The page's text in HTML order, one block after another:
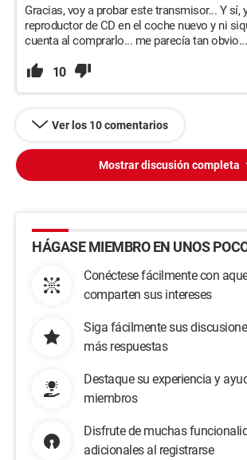
Gracias, voy a probar este transmisor... Y sí,
reproductor de CD en el coche nuevo y ni
cuenta al comprarlo... me parecía tan obvio...
10
Ver los 10 comentarios
Mostrar discusión completa
HÁGASE MIEMBRO EN UNOS
Conéctese fácilmente con
comparten sus intereses
Siga fácilmente sus
más respuestas
Destaque su experiencia y
miembros
Disfrute de muchas
adicionales al registrarse